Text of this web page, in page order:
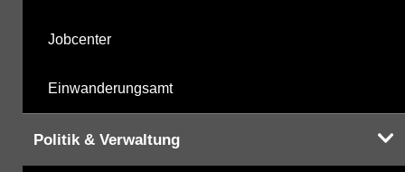
Jobcenter
Einwanderungsamt
Politik & Verwaltung